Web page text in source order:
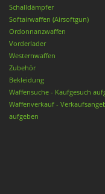
Schalldämpfer
Softairwaffen (Airsoftgun)
Ordonnanzwaffen
Vorderlader
Westernwaffen
Zubehör
Bekleidung
Waffensuche - Kaufgesuch
Waffenverkauf -
aufgeben